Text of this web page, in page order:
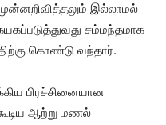
இல்லாமல்
சம்மந்தமாக
கொண்டு வந்தார்.
பிரச்சினையான
ஆற்று மணல்